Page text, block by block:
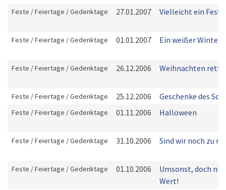
Feste / Feiertage / Gedenktage 27.01.2007 Vielleicht ein Fest!
Feste / Feiertage / Gedenktage 01.01.2007 Ein weißer
Feste / Feiertage / Gedenktage 26.12.2006 Weihnachten
Feste / Feiertage / Gedenktage 25.12.2006 Geschenke des
Feste / Feiertage / Gedenktage 01.11.2006 Halloween
Feste / Feiertage / Gedenktage 31.10.2006 Sind wir noch zu
Feste / Feiertage / Gedenktage 01.10.2006
Umsonst, doch
Wert!